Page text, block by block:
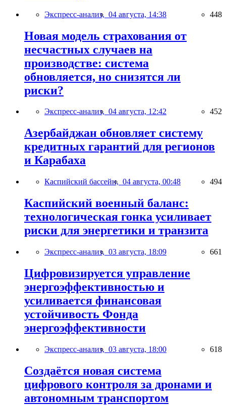
Экспресс-анализ, 04 августа, 14:38 448
Новая модель страхования от
несчастных случаев на
производстве: система
обновляется, но снизятся ли
риски?
Экспресс-анализ, 04 августа, 12:42 452
Азербайджан обновляет систему
кредитных гарантий для регионов
и Карабаха
Каспийский бассейн, 04 августа, 00:48 494
Каспийский военный баланс:
технологическая гонка усиливает
риски для энергетики и транзита
Экспресс-анализ, 03 августа, 18:09 661
Цифровизируется управление
энергоэффективностью и
усиливается финансовая
устойчивость Фонда
энергоэффективности
Экспресс-анализ, 03 августа, 18:00 618
Создаётся новая система
цифрового контроля за дронами и
автономным транспортом